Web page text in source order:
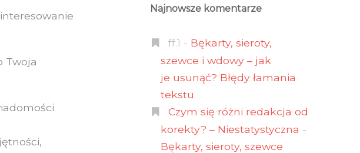
Twoja
Najnowsze komentarze
ff.1 - Bękarty, sieroty,
szewce i wdowy – jak
je usunąć? Błędy łamania
tekstu
Czym się różni redakcja od
korekty? – Niestatystyczna -
Bękarty, sieroty, szewce